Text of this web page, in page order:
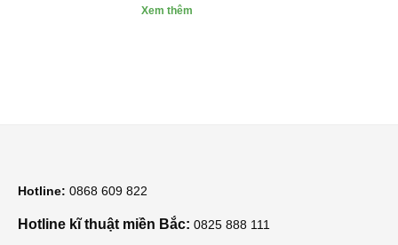
Xem thêm
Hotline: 0868 609 822
Hotline kĩ thuật miền Bắc: 0825 888 111